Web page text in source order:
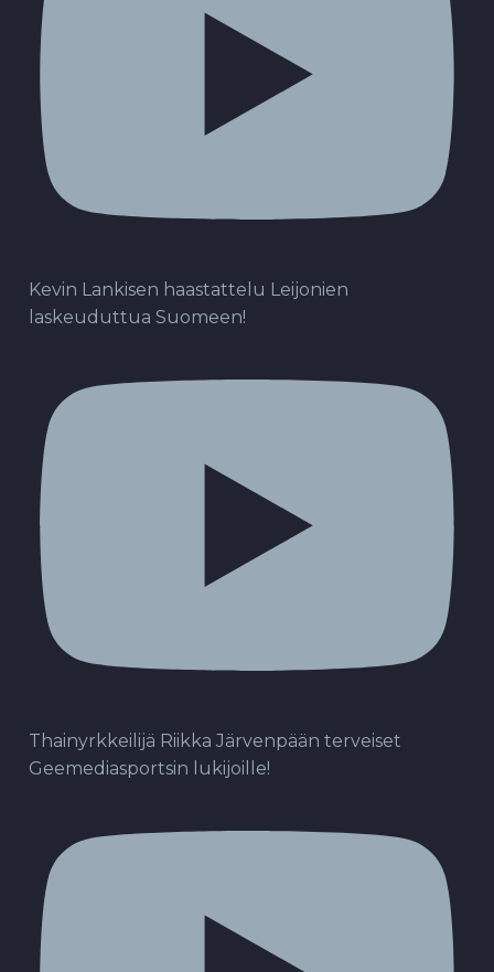
Kevin Lankisen haastattelu Leijonien
laskeuduttua Suomeen!
Thainyrkkeilijä Riikka Järvenpään terveiset
Geemediasportsin lukijoille!